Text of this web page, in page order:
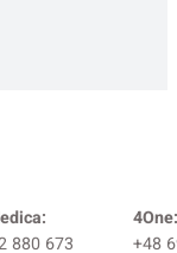
880 673
4One:
+48